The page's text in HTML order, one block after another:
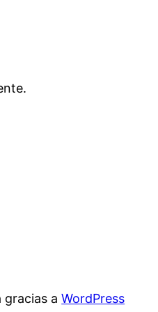
gracias aWordPress